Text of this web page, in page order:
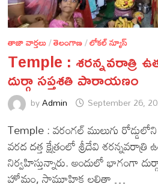
తాజా వార్తలు/తెలంగాణ/లోకల్ న్యూస్
Temple : శరన్నవరాత్రి
దుర్గా సప్తశతి పారాయణం
byAdmin September 26,
Temple : వరంగల్ ములుగు
వరద దత్త క్షేత్రంలో శ్రీదేవి
నిర్వహిస్తున్నారు. అందులో భాగంగా
హోమం, సామూహిక లలితా …